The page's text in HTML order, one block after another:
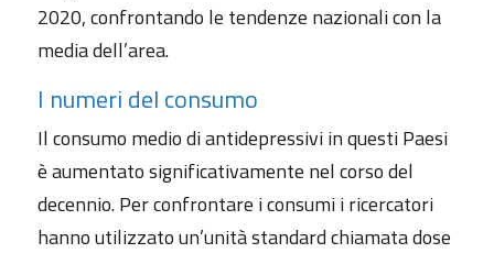
2020, confrontando le tendenze nazionali con la
media dell’area.
I numeri del consumo
Il consumo medio di antidepressivi in questi Paesi
è aumentato significativamente nel corso del
decennio. Per confrontare i consumi i ricercatori
hanno utilizzato un’unità standard chiamata dose